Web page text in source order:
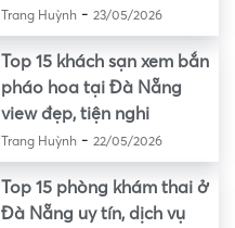
Trang Huỳnh- 23/05/2026
Top 15 khách sạn xem bắn
pháo hoa tại Đà Nẵng
view đẹp, tiện nghi
Trang Huỳnh- 22/05/2026
Top 15 phòng khám thai ở
Đà Nẵng uy tín, dịch vụ